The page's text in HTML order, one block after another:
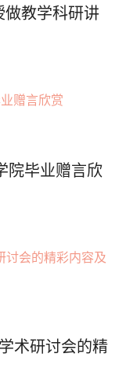
做教学科研讲
院毕业赠言欣
术研讨会的精